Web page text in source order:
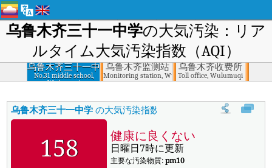
乌鲁木齐三十一中学の大気汚染：リア
ルタイム大気汚染指数（AQI）
乌鲁木齐三十一中
学
No.31 middle school,
Wulumuqi
乌鲁木齐监测站
Monitoring station, Wulumuqi
乌鲁木齐收费所
Toll office, Wulumuqi
乌鲁木齐三十一中学 の大気汚染指数 乌鲁木齐三十一中学のリアル
158 健康に良くない
日曜日7時に更新
主要な汚染物質:pm10